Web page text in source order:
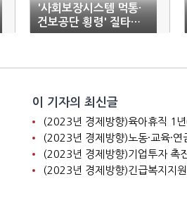
'사회보장시스템 먹통·
건보공단 횡령' 질타…
조규홍 장관 "죄송하다"
이 기자의 최신글